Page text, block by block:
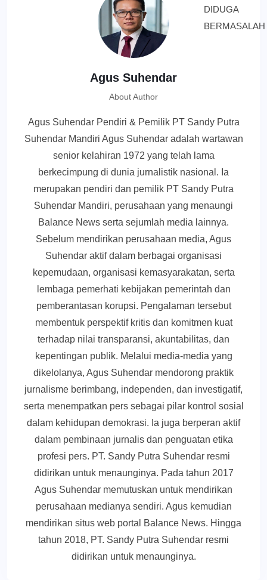
Agus Suhendar
About Author
Agus Suhendar Pendiri & Pemilik PT Sandy Putra
Suhendar Mandiri Agus Suhendar adalah wartawan
senior kelahiran 1972 yang telah lama
berkecimpung di dunia jurnalistik nasional. Ia
merupakan pendiri dan pemilik PT Sandy Putra
Suhendar Mandiri, perusahaan yang menaungi
Balance News serta sejumlah media lainnya.
Sebelum mendirikan perusahaan media, Agus
Suhendar aktif dalam berbagai organisasi
kepemudaan, organisasi kemasyarakatan, serta
lembaga pemerhati kebijakan pemerintah dan
pemberantasan korupsi. Pengalaman tersebut
membentuk perspektif kritis dan komitmen kuat
terhadap nilai transparansi, akuntabilitas, dan
kepentingan publik. Melalui media-media yang
dikelolanya, Agus Suhendar mendorong praktik
jurnalisme berimbang, independen, dan investigatif,
serta menempatkan pers sebagai pilar kontrol sosial
dalam kehidupan demokrasi. Ia juga berperan aktif
dalam pembinaan jurnalis dan penguatan etika
profesi pers. PT. Sandy Putra Suhendar resmi
didirikan untuk menaunginya. Pada tahun 2017
Agus Suhendar memutuskan untuk mendirikan
perusahaan medianya sendiri. Agus kemudian
mendirikan situs web portal Balance News. Hingga
tahun 2018, PT. Sandy Putra Suhendar resmi
didirikan untuk menaunginya.